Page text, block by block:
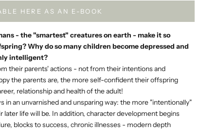
HERE AS AN E-BOOK
- the "smartest" creatures on earth - make it so
Why do so many children become depressed and
intelligent?
their parents' actions - not from their intentions and
the parents are, the more self-confident their offspring
relationship and health of the adult!
an unvarnished and unsparing way: the more "intentionally"
later life will be. In addition, character development begins
blocks to success, chronic illnesses - modern depth